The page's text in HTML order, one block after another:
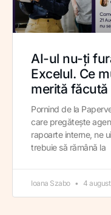
AI-ul nu-ți
Excelul. Ce
merită
Pornind de la
care pregătește
rapoarte interne, ne
trebuie să rămână la
Ioana Szabo 4